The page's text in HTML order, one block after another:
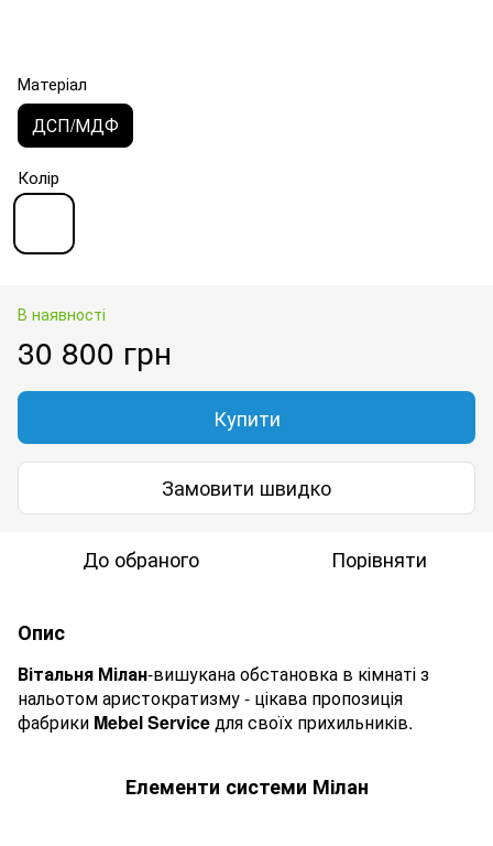
Матеріал
ДСП/МДФ
Колір
В наявності
30 800 грн
Купити
Замовити швидко
До обраного Порівняти
Опис
Вітальня Мілан-вишукана обстановка в кімнаті з
нальотом аристократизму - цікава пропозиція
фабрики Mebel Service для своїх прихильників.
Елементи системи Мілан